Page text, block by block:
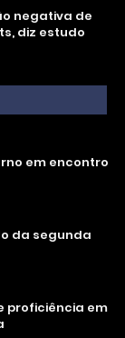
negativa de
diz estudo
em encontro
da segunda
proficiência em